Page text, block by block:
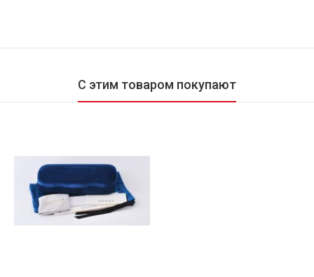
С этим товаром покупают